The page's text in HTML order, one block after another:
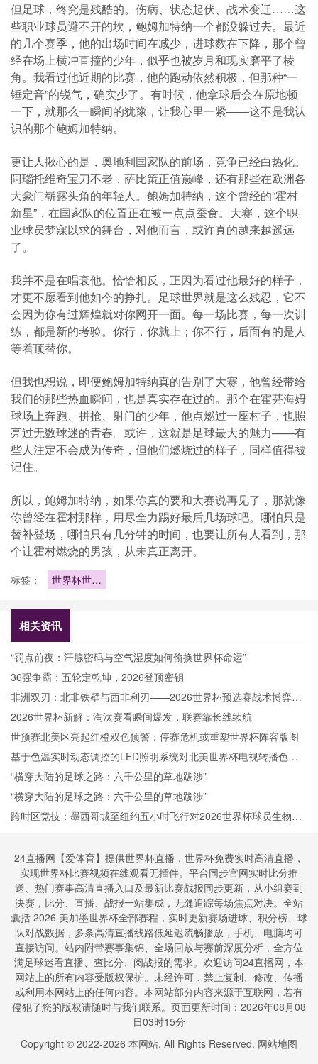
但足球，终究是残酷的。伤病、状态起伏、战术变迁……这
些职业球员避不开的坎，鲍姆加特纳一个都没躲过去。最近
的几个赛季，他的出场时间在减少，进球数在下降，那个曾
经在场上横冲直撞的少年，似乎也被岁月和现实磨平了棱
角。我看过他近期的比赛，他的跑动依然积极，但那种“一
锤定音”的锐气，确实少了。有时候，他拿球后会在原地顿
一下，就那么一瞬间的犹豫，让我心里一紧——这不是我认
识的那个鲍姆加特纳。
更让人揪心的是，奥地利国家队的前场，竞争已经白热化。
阿瑙托维奇宝刀不老，萨比策正值巅峰，还有那些在欧洲各
大豪门崭露头角的年轻人。鲍姆加特纳，这个曾经的“霍村
新星”，在国家队的位置正在被一点点蚕食。大赛，这个职
业球员梦寐以求的舞台，对他而言，或许真的越来越遥远
了。
我并不是在唱衰他。恰恰相反，正因为看过他最好的样子，
才更不愿看到他如今的挣扎。足球世界就是这么残忍，它不
会因为你有过辉煌就对你网开一面。每一场比赛，每一次训
练，都是新的考验。你行，你就上；你不行，后面有的是人
等着顶替你。
但我也想说，即便鲍姆加特纳真的告别了大赛，他曾经带给
我们的那些热血瞬间，也是真实存在过的。那个在霍芬海姆
球场上奔跑、拼抢、射门的少年，他点燃过一座村子，也照
亮过无数球迷的青春。或许，这就是足球最大的魅力——有
些人注定不会成为传奇，但他们燃烧过的样子，同样值得被
记住。
所以，鲍姆加特纳，如果你真的要和大赛说再见了，那就像
你曾经在霍村那样，用尽全力踢好最后几场球吧。哪怕只是
替补登场，哪怕只有几分钟的时间，也要让所有人看到，那
个让霍村燃烧的男孩，从未真正离开。
标签：
世界杯世界
判罚回顾
相关资讯
“罚点前夜：汗腺密码与空气湿度如何偷换世界杯命运”
36强争霸：五轮定乾坤，2026登顶密钥
非洲双刃：北非铁壁与西非利刃——2026世界杯预选赛战术博弈解
析
2026世界杯新解：淘汰赛看瞬间爆发，联赛靠长线续航
世预赛北美区亮起红橙双色预警：停赛危机或重塑世界杯阵容版图
基于色温实时动态调控的LED照明系统对北美世界杯电视转播色彩
还原度的影响机理分析
“横穿大陆的足球之路：六千公里的草地跋涉”
“横穿大陆的足球之路：六千公里的草地跋涉”
跨时区竞技：墨西哥城至纽约五小时飞行对2026世界杯球员生物钟
24直播网【爱体育】提供世界杯直播，世界杯免费实时高清直播，
实现世界杯比赛视频在线观看无插件。平台同步官网实时比分推
送、热门赛事高清直播入口及最新比赛战报同步更新，从小组赛到
决赛，比分、直播、战报一站集成，无缝追踪每场焦点对决。全站
囊括 2026 美加墨世界杯全部赛程，实时更新赛场进球、积分榜、球
队对战数据，多条高清直播线路低延迟流畅播放，手机、电脑均可
直接访问。站内附带赛事集锦、全场回放与赛前深度分析，全方位
满足球迷看直播、查比分、阅战报的需求。欢迎访问24直播网，本
网站上的所有内容受版权保护。未经许可，禁止复制、修改、传播
或利用本网站上的任何内容。本网站部分内容来源于互联网，若有
侵犯了您的版权请随时与我们联系。页面更新时间：2026年08月08
日03时15分
Copyright © 2022-2026 本网站. All Rights Reserved. 网站地图